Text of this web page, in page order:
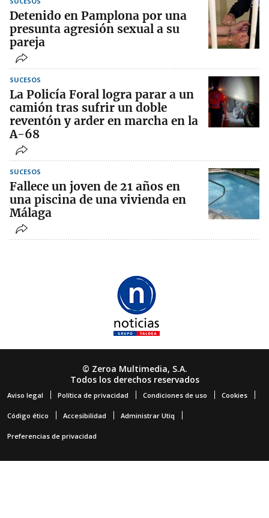
Detenido en Pamplona por una
presunta agresión sexual a su
pareja
SUCESOS
La Policía Foral logra parar a un
camión tras sufrir un doble
reventón y arder en marcha en la
A-68
SUCESOS
Fallece un joven de 21 años en
una piscina de una vivienda en
Málaga
© Zeroa Multimedia, S.A.
Todos los derechos reservados
Aviso legal Política de privacidad Condiciones de uso Cookies
Código ético Accesibilidad Administrar Utiq
Preferencias de privacidad